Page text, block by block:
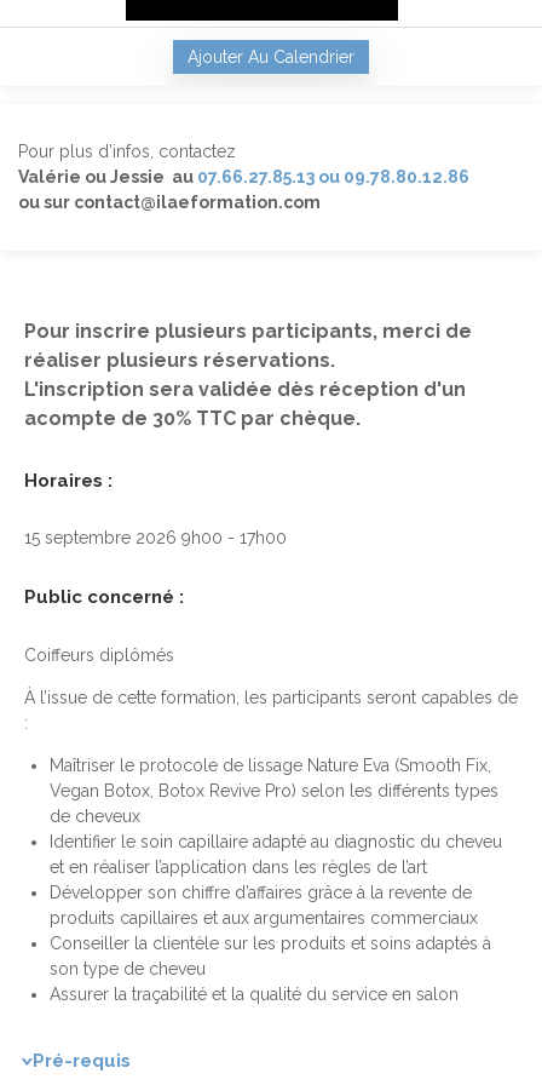
Ajouter Au Calendrier
Pour plus d’infos, contactez
Valérie ou Jessie au 07.66.27.85.13 ou 09.78.80.12.86
ou sur contact@ilaeformation.com
Pour inscrire plusieurs participants, merci de
réaliser plusieurs réservations.
L'inscription sera validée dès réception d'un
acompte de 30% TTC par chèque.
Horaires :
15 septembre 2026 9h00 - 17h00
Public concerné :
Coiffeurs diplômés
À l’issue de cette formation, les participants seront capables de
:
Maîtriser le protocole de lissage Nature Eva (Smooth Fix,
Vegan Botox, Botox Revive Pro) selon les différents types
de cheveux
Identifier le soin capillaire adapté au diagnostic du cheveu
et en réaliser l’application dans les règles de l’art
Développer son chiffre d’affaires grâce à la revente de
produits capillaires et aux argumentaires commerciaux
Conseiller la clientèle sur les produits et soins adaptés à
son type de cheveu
Assurer la traçabilité et la qualité du service en salon
Pré-requis